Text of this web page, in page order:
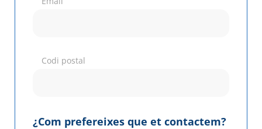
Codi postal
¿Com prefereixes que et contactem?